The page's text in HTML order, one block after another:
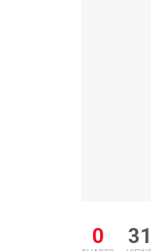
0 31